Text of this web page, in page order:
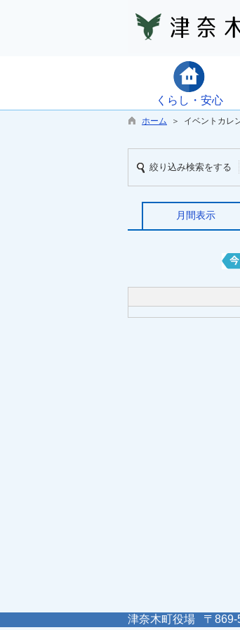
くらし・安心
ホーム ＞ イベントカレ
絞り込み検索をする
月間表示
津奈木町役場 〒869-